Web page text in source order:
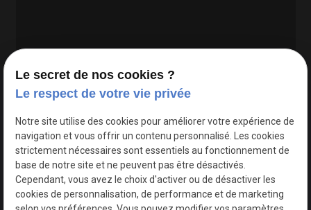
Google Maps Search API est désactivé.
Le secret de nos cookies ?
Le respect de votre vie privée
Notre site utilise des cookies pour améliorer votre expérience de
navigation et vous offrir un contenu personnalisé. Les cookies
strictement nécessaires sont essentiels au fonctionnement de
base de notre site et ne peuvent pas être désactivés.
Cependant, vous avez le choix d'activer ou de désactiver les
cookies de personnalisation, de performance et de marketing